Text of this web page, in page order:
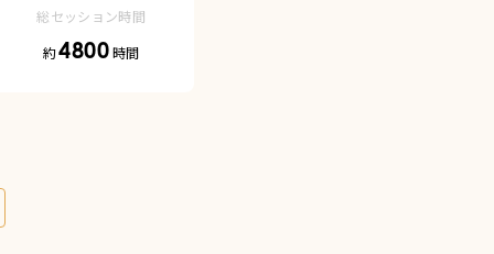
総セッション時間
4800